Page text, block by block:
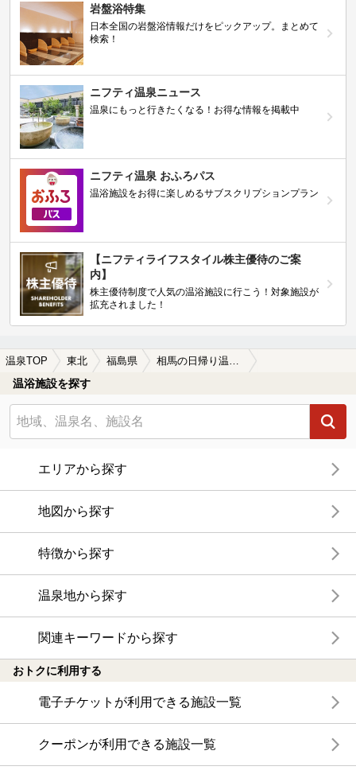
岩盤浴特集
日本全国の岩盤浴情報だけをピックアップ。まとめて
検索！
ニフティ温泉ニュース
温泉にもっと行きたくなる！お得な情報を掲載中
ニフティ温泉 おふろパス
温浴施設をお得に楽しめるサブスクリプションプラン
【ニフティライフスタイル株主優待のご案
内】
株主優待制度で人気の温浴施設に行こう！対象施設が
拡充されました！
温泉TOP 東北 福島県 相馬の日帰り温泉、スーパー銭湯おすすめ
温浴施設を探す
エリアから探す
地図から探す
特徴から探す
温泉地から探す
関連キーワードから探す
おトクに利用する
電子チケットが利用できる施設一覧
クーポンが利用できる施設一覧